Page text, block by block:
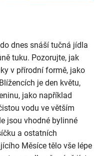
dnes snáší tučná jídla
tuku. Pozorujte, jak
v přírodní formě, jako
je den květu,
jako například
vodu ve větším
jsou vhodné bylinné
a ostatních
Měsíce tělo vše lépe